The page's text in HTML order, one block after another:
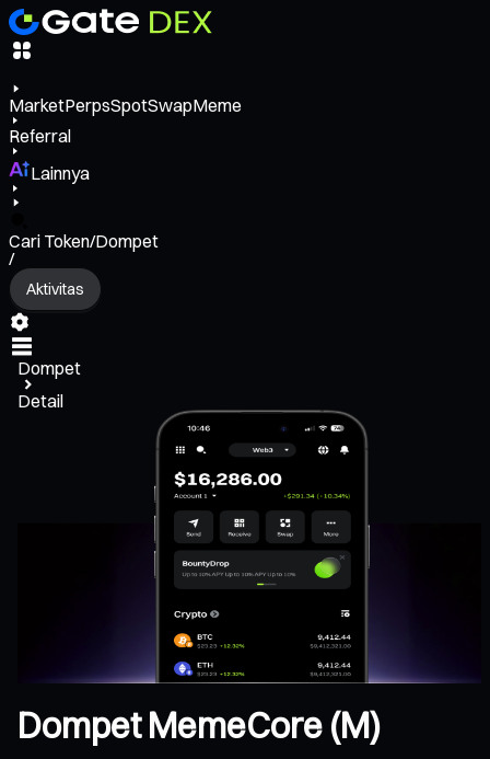
MarketPerpsSpotSwapMeme
Referral
Lainnya
Cari Token/Dompet
/
Aktivitas
Dompet
Detail
Dompet MemeCore (M)